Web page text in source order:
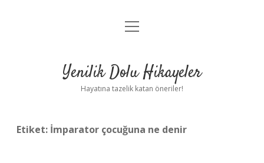
Anasayfa
Yasal Uyarı
menüyü
Yenilik Dolu Hikayeler
Hayatına tazelik katan öneriler!
Etiket: İmparator çocuğuna ne denir